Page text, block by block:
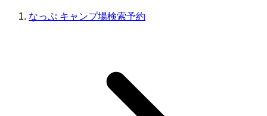
なっぷ キャンプ場検索予約